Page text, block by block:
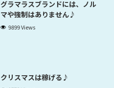
グラマラスブランドには、ノル
マや強制はありません♪
9899 Views
クリスマスは稼げる♪